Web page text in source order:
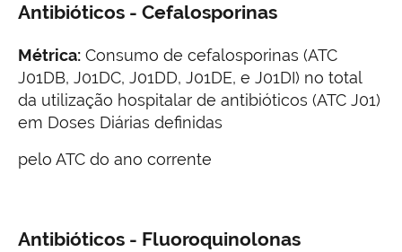
Antibióticos - Cefalosporinas
Métrica: Consumo de cefalosporinas (ATC
J01DB, J01DC, J01DD, J01DE, e J01DI) no total
da utilização hospitalar de antibióticos (ATC J01)
em Doses Diárias definidas
pelo ATC do ano corrente
Antibióticos - Fluoroquinolonas